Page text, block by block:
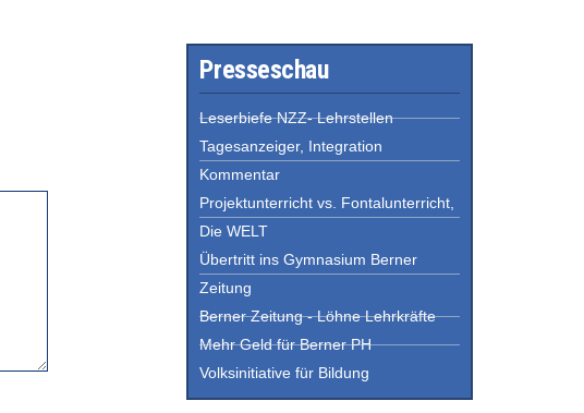
Presseschau
Leserbiefe NZZ- Lehrstellen
Tagesanzeiger, Integration
Kommentar
Projektunterricht vs. Fontalunterricht,
Die WELT
Übertritt ins Gymnasium Berner
Zeitung
Berner Zeitung - Löhne Lehrkräfte
Mehr Geld für Berner PH
Volksinitiative für Bildung